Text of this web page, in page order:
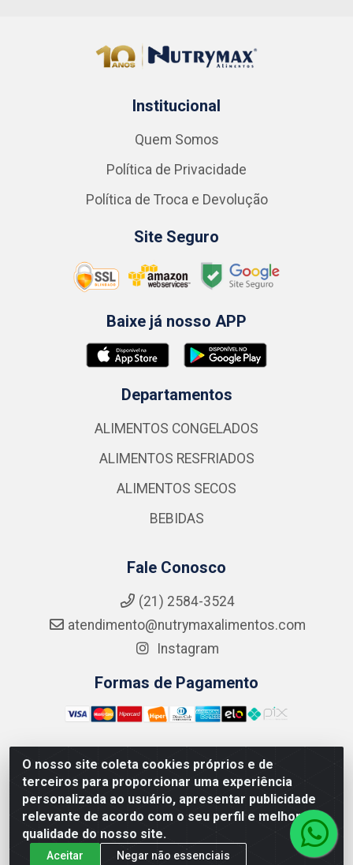
O nosso site coleta cookies próprios e de
terceiros para proporcionar uma experiência
personalizada ao usuário, apresentar publicidade
relevante de acordo com o seu perfil e melhorar a
qualidade do nosso site.
Aceitar Negar não essenciais
Institucional
Quem Somos
Política de Privacidade
Política de Troca e Devolução
Site Seguro
Baixe já nosso APP
Departamentos
ALIMENTOS CONGELADOS
ALIMENTOS RESFRIADOS
ALIMENTOS SECOS
BEBIDAS
Fale Conosco
(21) 2584-3524
atendimento@nutrymaxalimentos.com
Instagram
Formas de Pagamento
NUTRY MAX COMÉRCIO DE PRODUTOS ALIMENTICIOS
LTDA - RUA DO FEIJÃO, 721 PENHA CIRCULAR/RJ -
CNPJ: 15.796.122/0001-03